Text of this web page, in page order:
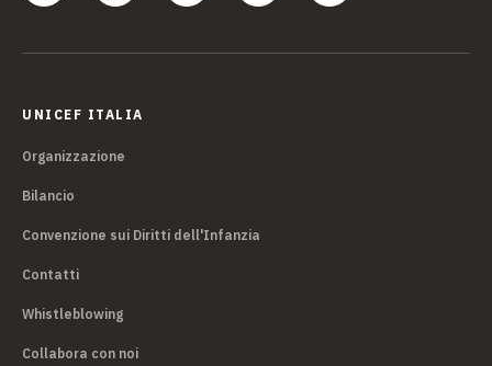
UNICEF ITALIA
Organizzazione
Bilancio
Convenzione sui Diritti dell'Infanzia
Contatti
Whistleblowing
Collabora con noi